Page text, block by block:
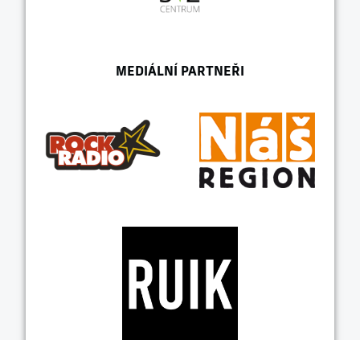
MEDIÁLNÍ PARTNEŘI